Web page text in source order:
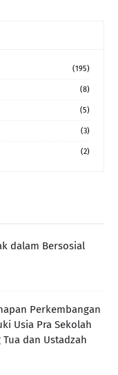
(195)
(8)
(5)
(3)
(2)
dalam Bersosial
Perkembangan
Usia Pra Sekolah
dan Ustadzah